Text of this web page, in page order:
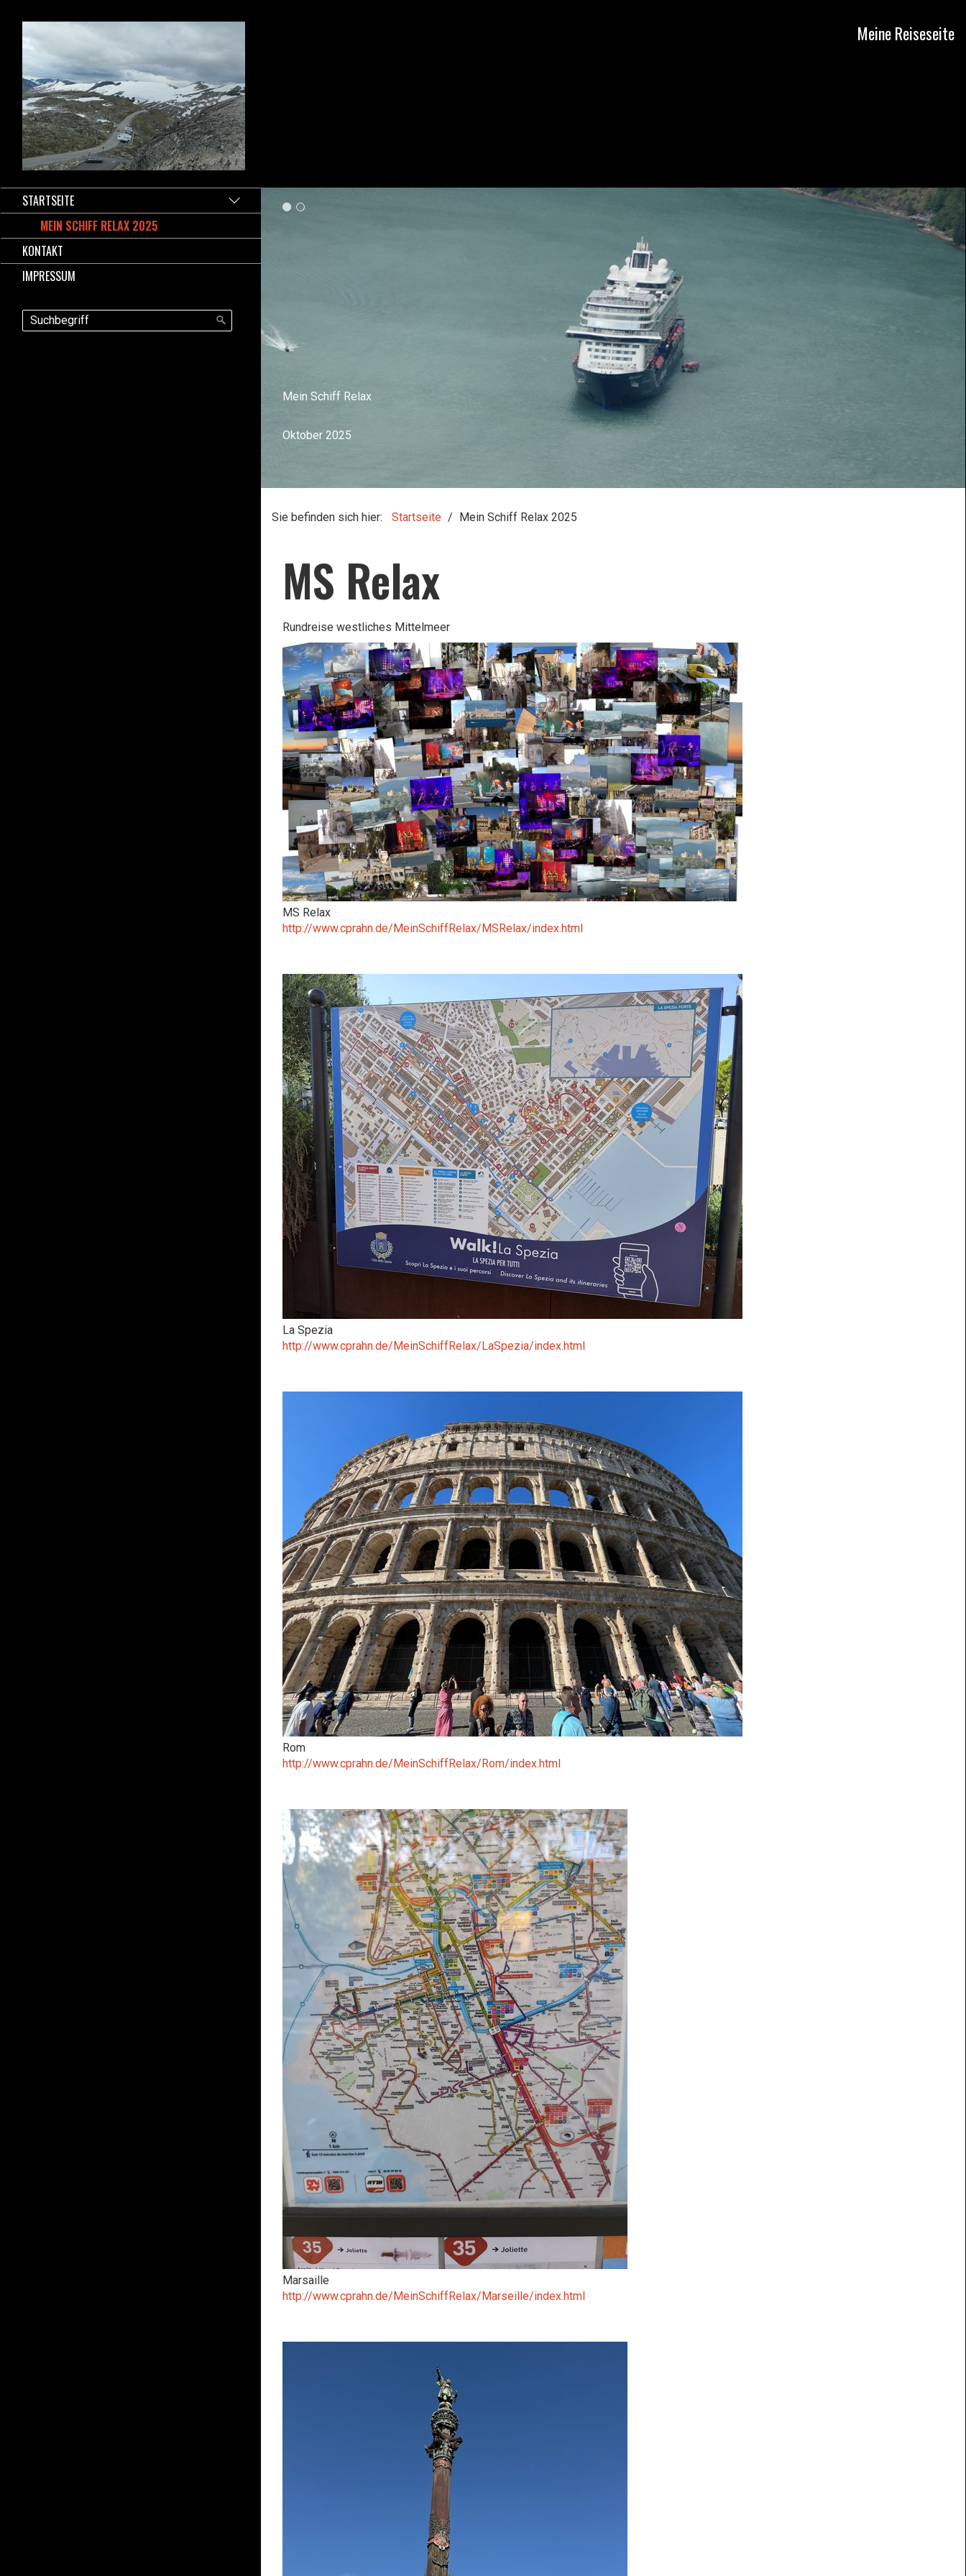
Meine Reiseseite
STARTSEITE
MEIN SCHIFF RELAX 2025
KONTAKT
IMPRESSUM
Mein Schiff Relax
Oktober 2025
Sie befinden sich hier: Startseite / Mein Schiff Relax 2025
MS Relax
Rundreise westliches Mittelmeer
MS Relax
http://www.cprahn.de/MeinSchiffRelax/MSRelax/index.html
La Spezia
http://www.cprahn.de/MeinSchiffRelax/LaSpezia/index.html
Rom
http://www.cprahn.de/MeinSchiffRelax/Rom/index.html
Marsaille
http://www.cprahn.de/MeinSchiffRelax/Marseille/index.html